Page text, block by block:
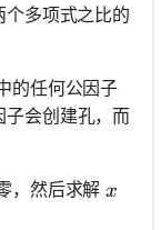
多项式之比的
的任何公因子
子会创建孔，而
，然后求解x
x